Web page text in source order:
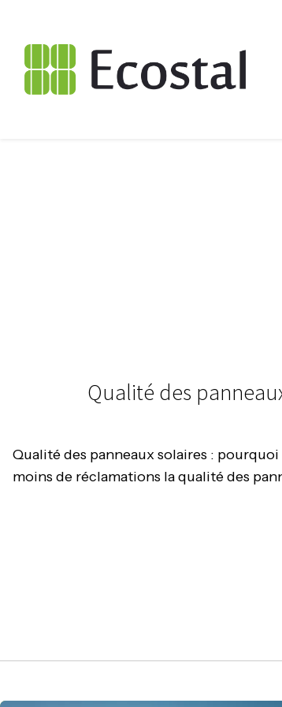
Qualité des
Qualité des panneaux solaires :
moins de réclamations la qualité des